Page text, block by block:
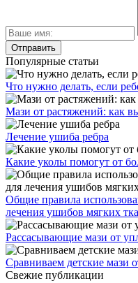
Популярные статьи
Что нужно делать, если
Мази от растяжений: как
Лечение ушиба ребра
Какие уколы помогут от
Общие правила
лечения ушибов мягких
Рассасывающие мази от
Сравниваем детские мази
Свежие публикации